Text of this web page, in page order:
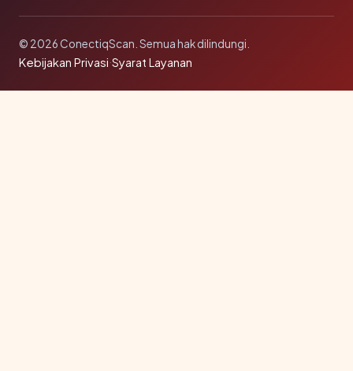
© 2026 ConectiqScan. Semua hak dilindungi.
Kebijakan Privasi·Syarat Layanan